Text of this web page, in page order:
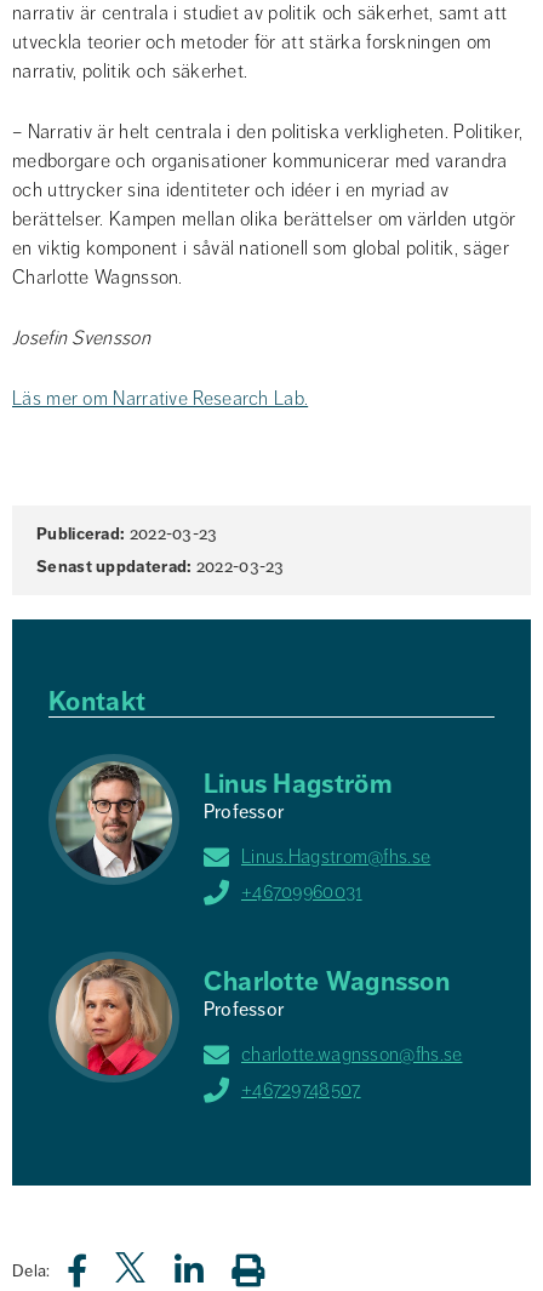
narrativ är centrala i studiet av politik och säkerhet, samt att
utveckla teorier och metoder för att stärka forskningen om
narrativ, politik och säkerhet.
– Narrativ är helt centrala i den politiska verkligheten. Politiker,
medborgare och organisationer kommunicerar med varandra
och uttrycker sina identiteter och idéer i en myriad av
berättelser. Kampen mellan olika berättelser om världen utgör
en viktig komponent i såväl nationell som global politik, säger
Charlotte Wagnsson.
Josefin Svensson
Läs mer om Narrative Research Lab.
Sidinformation
Publicerad: 2022-03-23
Senast uppdaterad: 2022-03-23
Kontakt
Linus Hagström
Professor
Linus.Hagstrom@fhs.se
+46709960031
Charlotte Wagnsson
Professor
charlotte.wagnsson@fhs.se
+46729748507
Dela: